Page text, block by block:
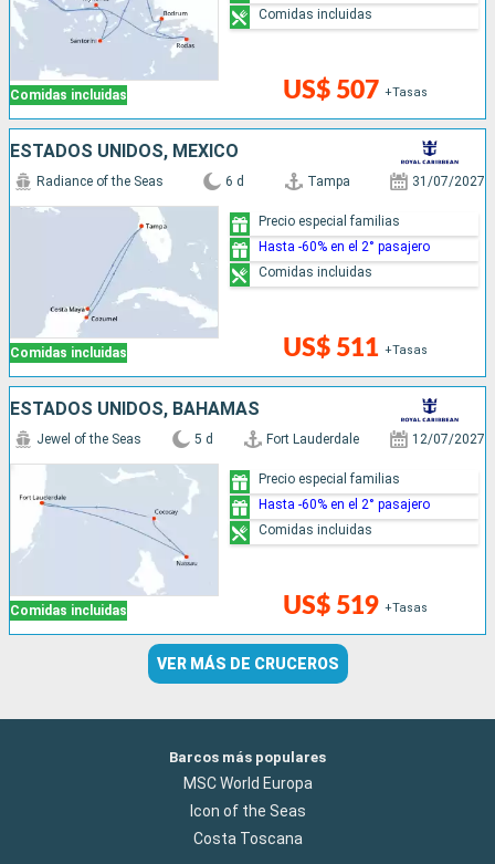
Comidas incluidas US$ 507 +Tasas
Comidas incluidas
ESTADOS UNIDOS, MÉXICO
Comidas incluidas
Radiance of the Seas 6 d Tampa 31/07/2027
US$ 511 +Tasas
Precio especial familias
Hasta -60% en el 2° pasajero
Comidas incluidas
ESTADOS UNIDOS, BAHAMAS
Comidas incluidas
Jewel of the Seas 5 d Fort Lauderdale 12/07/2027
US$ 519 +Tasas
Precio especial familias
Hasta -60% en el 2° pasajero
Comidas incluidas
VER MÁS DE CRUCEROS
Barcos más populares
MSC World Europa
Icon of the Seas
Costa Toscana